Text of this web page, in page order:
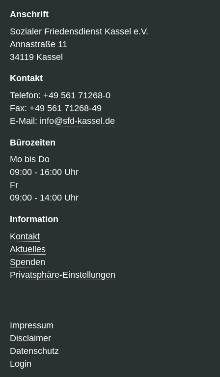
Anschrift
Sozialer Friedensdienst Kassel e.V.
Annastraße 11
34119 Kassel
Kontakt
Telefon: +49 561 71268-0
Fax: +49 561 71268-49
E-Mail: info@sfd-kassel.de
Bürozeiten
Mo bis Do
09:00 - 16:00 Uhr
Fr
09:00 - 14:00 Uhr
Information
Kontakt
Aktuelles
Spenden
Privatsphäre-Einstellungen
Navigation
überspringen
Impressum
Disclaimer
Datenschutz
Login